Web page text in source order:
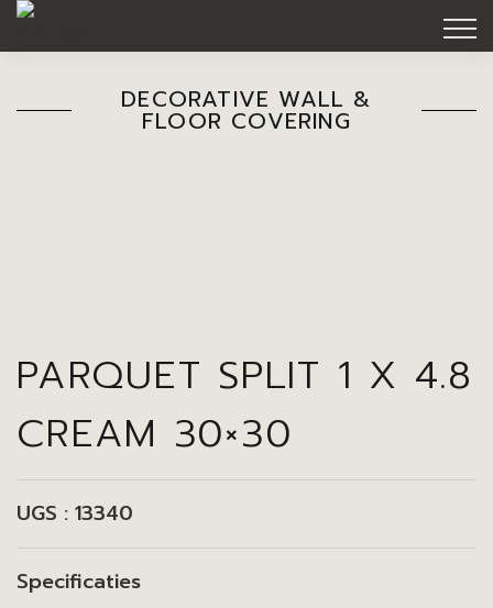
DECORATIVE WALL &
FLOOR COVERING
PARQUET SPLIT 1 X 4.8
CREAM 30×30
UGS : 13340
Specificaties